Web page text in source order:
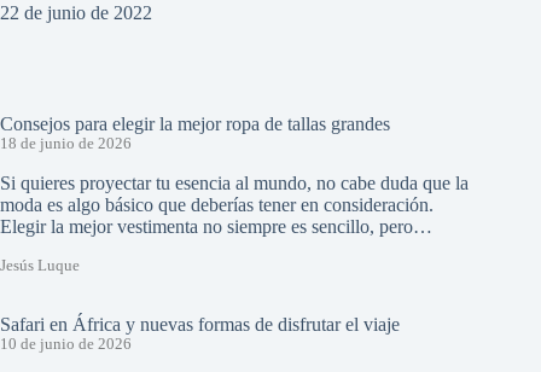
22 de junio de 2022
Consejos para elegir la mejor ropa de tallas grandes
18 de junio de 2026
Si quieres proyectar tu esencia al mundo, no cabe duda que la
moda es algo básico que deberías tener en consideración.
Elegir la mejor vestimenta no siempre es sencillo, pero…
Jesús Luque
Safari en África y nuevas formas de disfrutar el viaje
10 de junio de 2026